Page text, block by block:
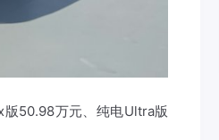
50.98万元、纯电Ultra版